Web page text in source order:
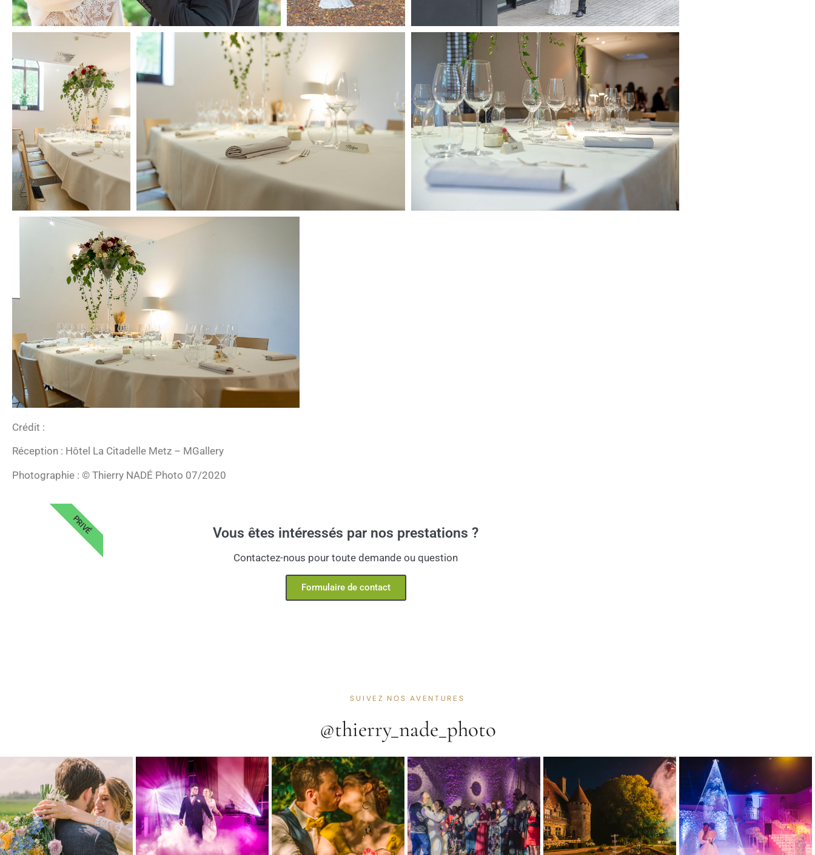
Crédit :
Réception : Hôtel La Citadelle Metz – MGallery
Photographie : © Thierry NADÉ Photo 07/2020
Vous êtes intéressés par nos prestations ?
Contactez-nous pour toute demande ou question
Formulaire de contact
PRIVÉ
SUIVEZ NOS AVENTURES
@thierry_nade_photo